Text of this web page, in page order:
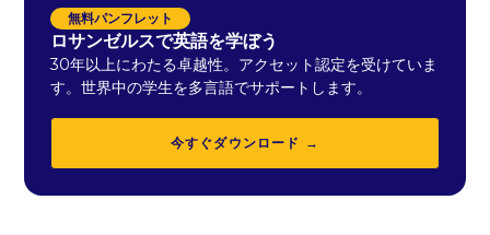
無料パンフレット
ロサンゼルスで英語を学ぼう
30年以上にわたる卓越性。アクセット認定を受けていま
す。世界中の学生を多言語でサポートします。
今すぐダウンロード →